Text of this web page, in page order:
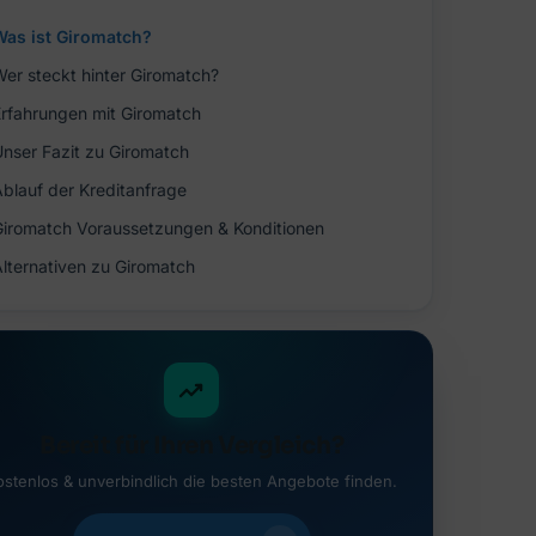
ist Giromatch?
steckt hinter Giromatch?
mit Giromatch
Fazit zu Giromatch
der Kreditanfrage
Voraussetzungen & Konditionen
zu Giromatch
& unverbindlich die besten Angebote finden.